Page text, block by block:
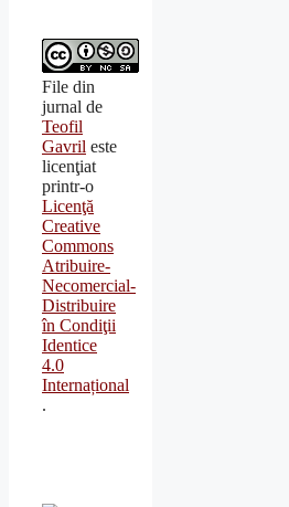
File din
jurnal de
Teofil
Gavril este
licenţiat
printr-o
Licenţă
Creative
Commons
Atribuire-
Necomercial-
Distribuire
în Condiţii
Identice
4.0
Internațional
.